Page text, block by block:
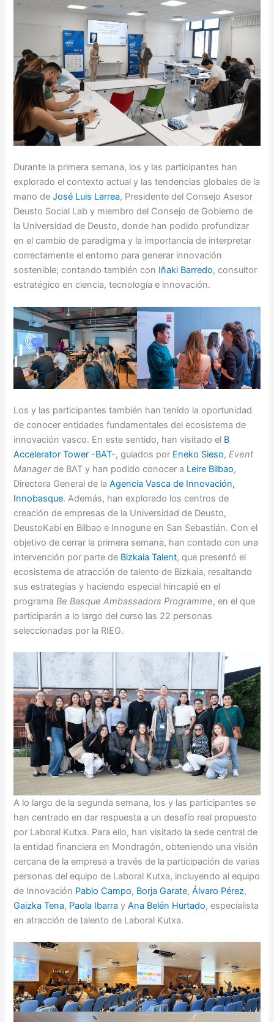
Durante la primera semana, los y las participantes han
explorado el contexto actual y las tendencias globales de la
mano deJosé Luis Larrea, Presidente del Consejo Asesor
Deusto Social Lab y miembro del Consejo de Gobierno de
la Universidad de Deusto, donde han podido profundizar
en el cambio de paradigma y la importancia de interpretar
correctamente el entorno para generar innovación
sostenible; contando también con Iñaki Barredo, consultor
estratégico en ciencia, tecnología e innovación.
Los y las participantes también han tenido la oportunidad
de conocer entidades fundamentales del ecosistema de
innovación vasco. En este sentido, han visitado el B
Accelerator Tower -BAT-, guiados por Eneko Sieso,Event
Managerde BAT y han podido conocer a Leire Bilbao,
Directora General de la Agencia Vasca de Innovación,
Innobasque. Además, han explorado los centros de
creación de empresas de la Universidad de Deusto,
DeustoKabi en Bilbao e Innogune en San Sebastián. Con el
objetivo de cerrar la primera semana, han contado con una
intervención por parte de Bizkaia Talent, que presentó el
ecosistema de atracción de talento de Bizkaia, resaltando
sus estrategias y haciendo especial hincapié en el
programaBe Basque Ambassadors Programme, en el que
participarán a lo largo del curso las 22 personas
seleccionadas por la RIEG.
A lo largo de la segunda semana, los y las participantes se
han centrado en dar respuesta a un desafío real propuesto
por Laboral Kutxa. Para ello, han visitado la sede central de
la entidad financiera en Mondragón, obteniendo una visión
cercana de la empresa a través de la participación de varias
personas del equipo de Laboral Kutxa, incluyendo al equipo
de Innovación Pablo Campo, Borja Garate,Álvaro Pérez,
Gaizka Tena, Paola Ibarra yAna Belén Hurtado, especialista
en atracción de talento de Laboral Kutxa.